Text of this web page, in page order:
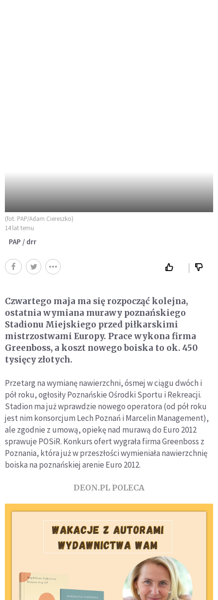
(fot. PAP/Adam Ciereszko)
14 lat temu
PAP / drr
Czwartego maja ma się rozpocząć kolejna,
ostatnia wymiana murawy poznańskiego
Stadionu Miejskiego przed piłkarskimi
mistrzostwami Europy. Prace wykona firma
Greenboss, a koszt nowego boiska to ok. 450
tysięcy złotych.
Przetarg na wymianę nawierzchni, ósmej w ciągu dwóch i
pół roku, ogłosiły Poznańskie Ośrodki Sportu i Rekreacji.
Stadion ma już wprawdzie nowego operatora (od pół roku
jest nim konsorcjum Lech Poznań i Marcelin Management),
ale zgodnie z umową, opiekę nad murawą do Euro 2012
sprawuje POSiR. Konkurs ofert wygrała firma Greenboss z
Poznania, która już w przeszłości wymieniała nawierzchnię
boiska na poznańskiej arenie Euro 2012.
DEON.PL POLECA